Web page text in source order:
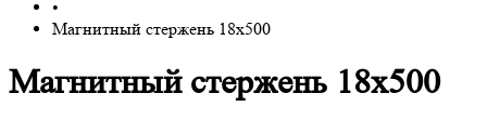
•
Магнитный стержень 18х500
Магнитный стержень 18х500